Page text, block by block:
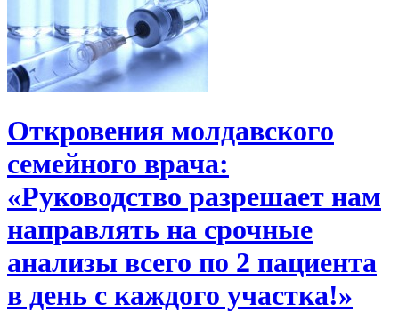
Откровения молдавского
семейного врача:
«Руководство разрешает нам
направлять на срочные
анализы всего по 2 пациента
в день с каждого участка!»